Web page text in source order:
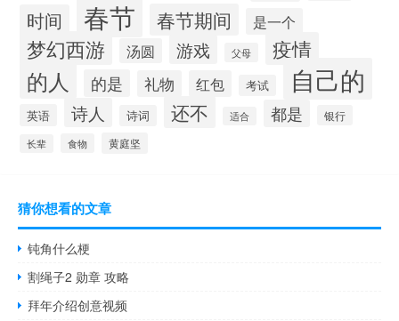
时间 春节 春节期间 是一个
梦幻西游 汤圆 游戏 父母 疫情
的人 的是 礼物 红包 考试 自己的
英语 诗人 诗词 还不 适合 都是 银行
长辈 食物 黄庭坚
猜你想看的文章
钝角什么梗
割绳子2 勋章 攻略
拜年介绍创意视频